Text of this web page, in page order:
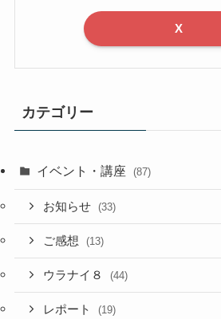
X
カテゴリー
イベント・講座 (87)
お知らせ (33)
ご感想 (13)
ウラナイ８ (44)
レポート (19)